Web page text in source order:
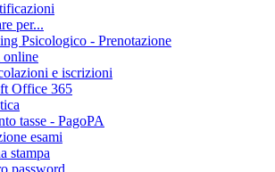
per...
Psicologico - Prenotazione
online
e iscrizioni
Office 365
tasse - PagoPA
esami
stampa